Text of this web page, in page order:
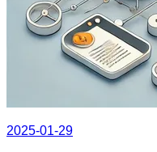
2025-01-29